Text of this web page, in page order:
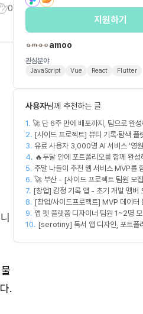
0
.
지원하기
amoo
관심분야
JavaScript Vue React Flutter
사용자님께 추천하는 글
1. 🚀 단 6주 만에 배포까지, 팀으로 완성
젝트 [스위프 웹 15기] 🚀
2. [사이드 프로젝트] 뷰티 기록·탐색 플
자이너·프론트엔드·백엔드 팀원을 모
3. 유료 사용자 3,000명 AI 서비스 '영
팀원 모집
4. 🔥두달 안에 포트폴리오를 함께 완성
자이너를 찾습니다!🔥
5. 주말 나들이 추천 웹 서비스 MVP를
드/디자이너 모집합니다
6. 🚀 부산 - [사이드 프로젝트 팀원 모
로젝트 진행할 팀원 모집합니다. 🚀
7. [창업] 감정 기록 앱 - 초기 개발 멤버
8. [창업/사이드프로젝트] MVP 데이터
부터 다시 짤 'PM 겸 프로덕트 디자
9. 앱 펫 플랫폼 디자이너 팀원 1~2명
범위는 한분씩 아바타 디자인,앱 디
10. [serotiny] 독서 앱 디자인, 포트폴